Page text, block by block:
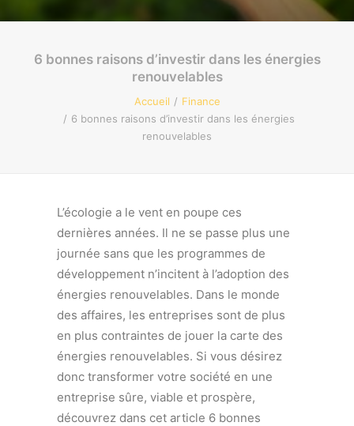
6 bonnes raisons d’investir dans les énergies
renouvelables
Accueil
Finance
6 bonnes raisons d’investir dans les énergies
renouvelables
L’écologie a le vent en poupe ces
dernières années. Il ne se passe plus une
journée sans que les programmes de
développement n’incitent à l’adoption des
énergies renouvelables. Dans le monde
des affaires, les entreprises sont de plus
en plus contraintes de jouer la carte des
énergies renouvelables. Si vous désirez
donc transformer votre société en une
entreprise sûre, viable et prospère,
découvrez dans cet article 6 bonnes